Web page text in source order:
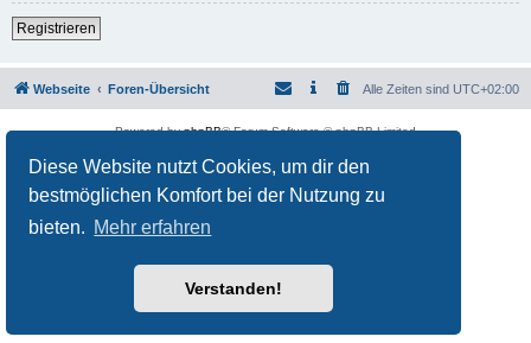
Diese Website nutzt Cookies, um dir den
bestmöglichen Komfort bei der Nutzung zu
bieten. Mehr erfahren
Verstanden!
Registrieren
Webseite Foren-Übersicht Alle Zeiten sind UTC+02:00
Powered byphpBB® Forum Software © phpBB Limited
Datenschutz|Nutzungsbedingungen